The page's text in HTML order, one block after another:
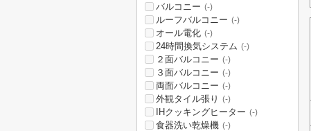
バルコニー (-)
ルーフバルコニー (-)
オール電化 (-)
24時間換気システム (-)
２面バルコニー (-)
３面バルコニー (-)
両面バルコニー (-)
外観タイル張り (-)
IHクッキングヒーター (-)
食器洗い乾燥機 (-)